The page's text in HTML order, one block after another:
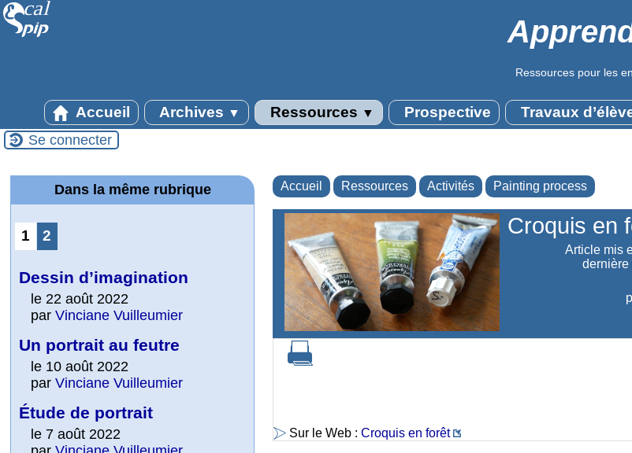
Ressources pour les
Accueil Archives ▼ Ressources ▼ Prospective Travaux
Se connecter
Accueil Ressources Activités Painting process
Croquis en
Article mis
dernière
Sur le Web : Croquis en forêt
Dans la même rubrique
1 2
Dessin d’imagination
le 22 août 2022
parVinciane Vuilleumier
Un portrait au feutre
le 10 août 2022
parVinciane Vuilleumier
Étude de portrait
le 7 août 2022